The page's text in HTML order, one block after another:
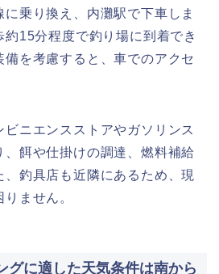
乗り換え、内灘駅で下車しま
15分程度で釣り場に到着でき
備を考慮すると、車でのアクセ
ニエンスストアやガソリンス
、餌や仕掛けの調達、燃料補給
釣具店も近隣にあるため、現
ません。
グに適した天気条件は南から